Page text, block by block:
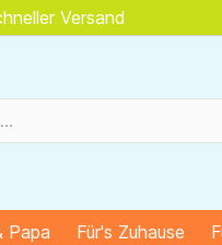
Versand
Papa Für's Zuhause